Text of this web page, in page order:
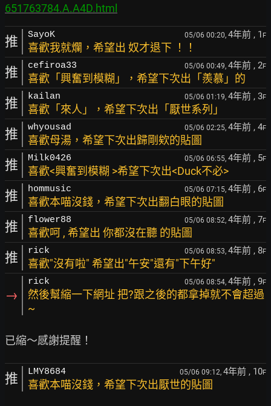
651763784.A.A4D.html
推 SayoK 05/06 00:20, 4年前 , 1 F
喜歡我就爛，希望出 奴才退下 ！！
推 cefiroa33 05/06 00:49, 4年前 , 2F
喜歡「興奮到模糊」，希望下次出「羨慕」的
推 kailan 05/06 01:19, 4年前 , 3F
喜歡「來人」，希望下次出「厭世系列」
推 whyousad 05/06 02:25, 4年前 , 4F
喜歡母湯，希望下次出歸剛欸的貼圖
推 Milk0426 05/06 06:55, 4年前 , 5F
喜歡<興奮到模糊 >希望下次出<Duck不必>
推 hommusic 05/06 07:15, 4年前 , 6F
喜歡本喵沒錢，希望下次出翻白眼的貼圖
推 flower88 05/06 08:52, 4年前 , 7F
喜歡呵 , 希望出 你都沒在聽 的貼圖
推 rick 05/06 08:53, 4年前 , 8F
喜歡"沒有啦" 希望出"午安"還有"下午好"
→
rick 05/06 08:54, 4年前 , 9F
然後幫縮一下網址 把?跟之後的都拿掉就不會超過
~
推 LMY8684 05/06 09:12, 4年前 , 10F
喜歡本喵沒錢，希望下次出厭世的貼圖